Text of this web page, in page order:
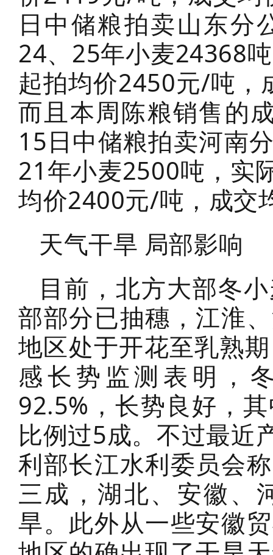
日中储粮拍卖山东分
24、25年小麦24368
起拍均价2450元/吨
而且本周陈粮销售的
15日中储粮拍卖河南
21年小麦2500吨，实
均价2400元/吨，成交
天气干旱 局部影响
目前，北方大部冬
部部分已抽穗，江淮
地区处于开花至乳熟
感长势监测表明，
92.5%，长势良好，
比例过5成。不过最近
利部长江水利委员会
三成，湖北、安徽、
旱。此外从一些安徽